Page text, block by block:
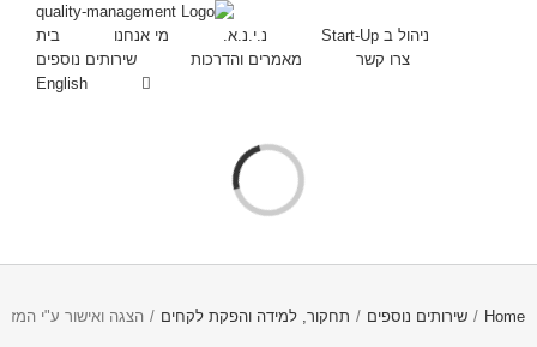
בית מי אנחנו נ.י.נ.א.
ניהול ב Start-Up
שירותים נוספים
מאמרים והדרכות
צרו קשר
English
Loading
...
Home
/ שירותים נוספים / תחקור, למידה והפקת לקחים / הצגה ואישור ע"י